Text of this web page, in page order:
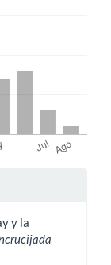
y la